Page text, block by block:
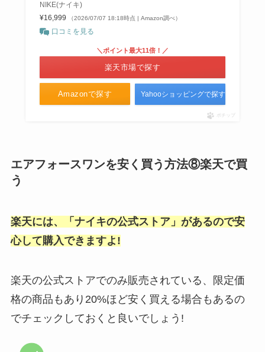
NIKE(ナイキ)
¥16,999
（2026/07/07 18:18時点 | Amazon調べ）
口コミを見る
Amazonで探す
＼ポイント最大11倍！／
楽天市場で探す
Yahooショッピングで探す
ポチップ
エアフォースワンを安く買う方法⑧楽天で買
う
楽天には、「ナイキの公式ストア」があるので安
心して購入できますよ!
楽天の公式ストアでのみ販売されている、限定価
格の商品もあり20%ほど安く買える場合もあるの
でチェックしておくと良いでしょう!